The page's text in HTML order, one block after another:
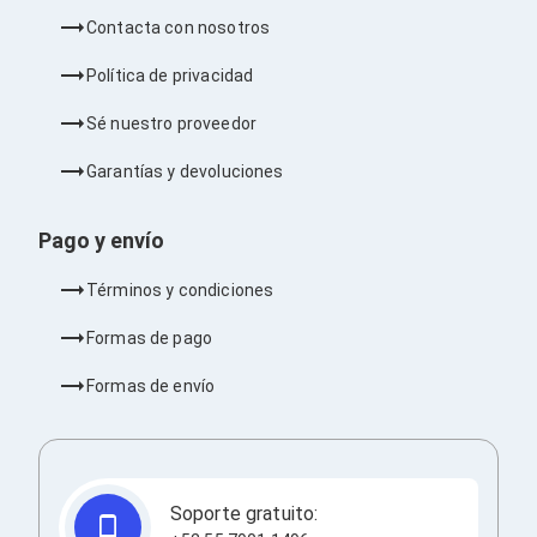
Unidades de Disco
Desktop y Portátiles
Cargadores
Maletines
Filtros de privacidad
Bases para Laptops
Fundas y Skins
Audífonos
Accesorios para PC's
Bases para PC's
Contacta con nosotros
Política de privacidad
Sé nuestro proveedor
Garantías y devoluciones
Pago y envío
Términos y condiciones
Formas de pago
Formas de envío
Soporte gratuito: